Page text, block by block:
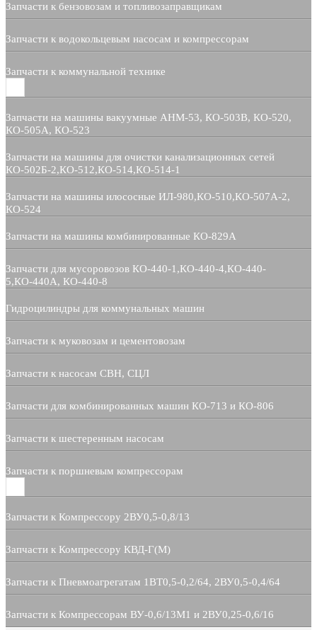
Запчасти к бензовозам и топливозаправщикам
Запчасти к водокольцевым насосам и компрессорам
Запчасти к коммунальной технике
Запчасти на машины вакуумные АНМ-53, КО-503В, КО-520,
КО-505А, КО-523
Запчасти на машины для очистки канализационных сетей
КО-502Б-2,КО-512,КО-514,КО-514-1
Запчасти на машины илососные ИЛ-980,КО-510,КО-507А-2,
КО-524
Запчасти на машины комбинированные КО-829А
Запчасти для мусоровозов КО-440-1,КО-440-4,КО-440-
5,КО-440А, КО-440-8
Гидроцилиндры для коммунальных машин
Запчасти к муковозам и цементовозам
Запчасти к насосам СВН, СЦЛ
Запчасти для комбинированных машин КО-713 и КО-806
Запчасти к шестеренным насосам
Запчасти к поршневым компрессорам
Запчасти к Компрессору 2ВУ0,5-0,8/13
Запчасти к Компрессору КВД-Г(М)
Запчасти к Пневмоагрегатам 1ВТ0,5-0,2/64, 2ВУ0,5-0,4/64
Запчасти к Компрессорам ВУ-0,6/13М1 и 2ВУ0,25-0,6/16